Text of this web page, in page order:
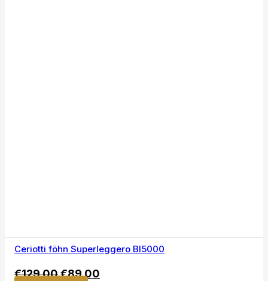
Ceriotti föhn Superleggero BI5000
€129,00€89,00